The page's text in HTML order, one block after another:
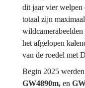
dit jaar vier welpen
totaal zijn
het afgelopen
van de roedel met
Begin 2025
GW4890m, en